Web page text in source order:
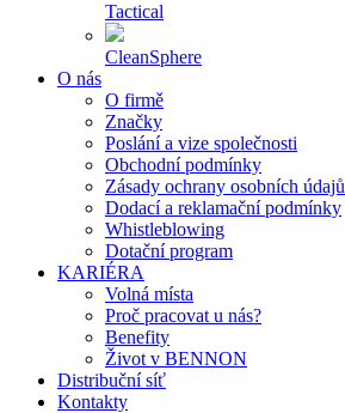
Tactical
CleanSphere
O nás
O firmě
Značky
Poslání a vize společnosti
Obchodní podmínky
Zásady ochrany osobních údajů
Dodací a reklamační podmínky
Whistleblowing
Dotační program
KARIÉRA
Volná místa
Proč pracovat u nás?
Benefity
Život v BENNON
Distribuční síť
Kontakty